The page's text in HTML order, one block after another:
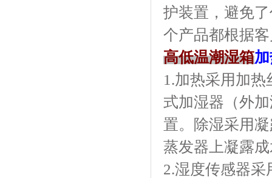
护装置，避
个产品都根据客户
高低温潮湿箱加
1.加热采用加热
式加湿器（外加湿
置。除湿采
蒸发器上凝露成
2.湿度传感器采